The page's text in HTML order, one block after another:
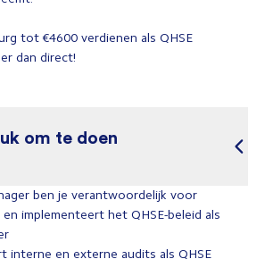
tot €4600 verdienen als QHSE
dan direct!
om te doen
ben je verantwoordelijk voor
implementeert het QHSE-beleid als
interne en externe audits als QHSE